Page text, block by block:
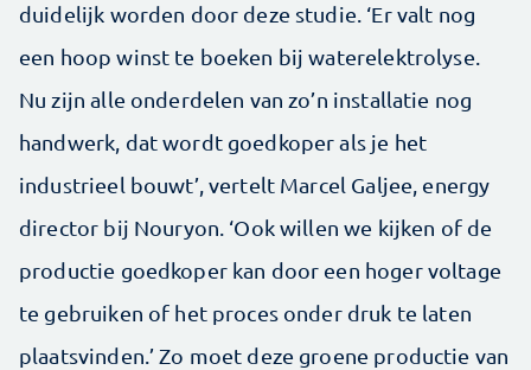
duidelijk worden door deze studie. ‘Er valt nog
een hoop winst te boeken bij waterelektrolyse.
Nu zijn alle onderdelen van zo’n installatie nog
handwerk, dat wordt goedkoper als je het
industrieel bouwt’, vertelt Marcel Galjee, energy
director bij Nouryon. ‘Ook willen we kijken of de
productie goedkoper kan door een hoger voltage
te gebruiken of het proces onder druk te laten
plaatsvinden.’ Zo moet deze groene productie van